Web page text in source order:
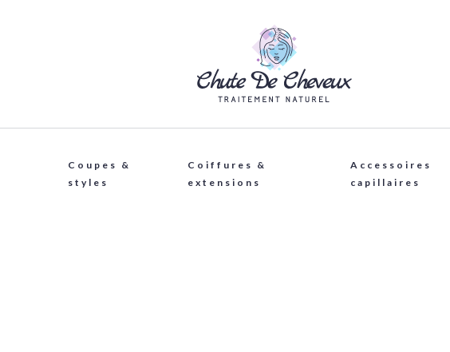
Coupes &
styles
Coiffures &
extensions
Accessoires
capillaires